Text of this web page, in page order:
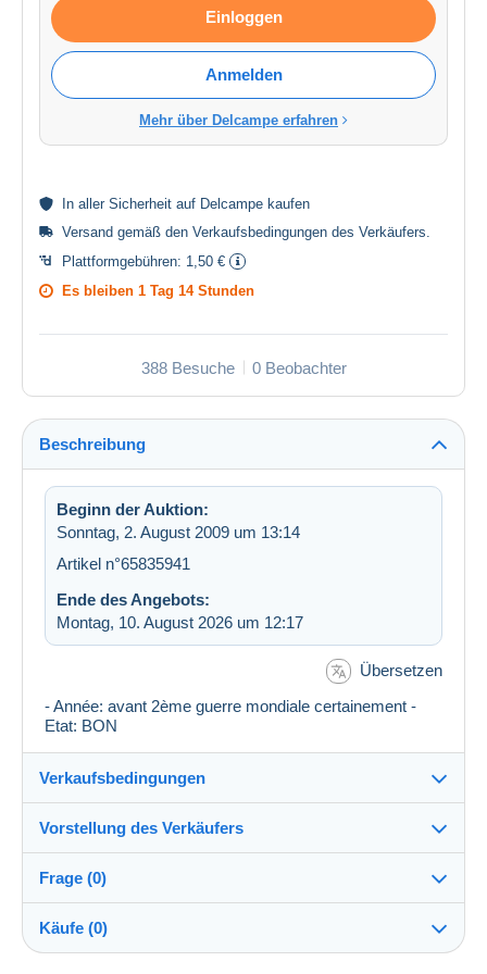
Einloggen
Anmelden
Mehr über Delcampe erfahren
In aller Sicherheit auf Delcampe kaufen
Versand gemäß den Verkaufsbedingungen des Verkäufers
Plattformgebühren: 1,50 €
Es bleiben 1 Tag 14 Stunden
388 Besuche 0 Beobachter
Beschreibung
Beginn der Auktion:
Sonntag, 2. August 2009 um 13:14
Artikel n°65835941
Ende des Angebots:
Montag, 10. August 2026 um 12:17
Übersetzen
- Année: avant 2ème guerre mondiale certainement -
Etat: BON
Verkaufsbedingungen
Versand nach:
Die Liste der Länder einsehen
Versand:
Vorkasse
Vorstellung des Verkäufers
vkgphil56100%(2099x)
Shop
Frage (0)
Käufe (0)